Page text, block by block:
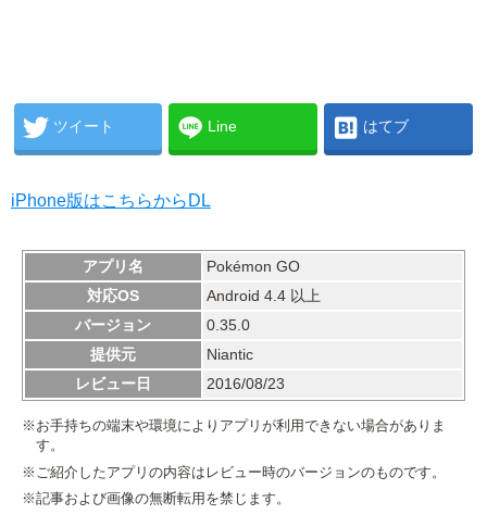
ツイート Line はてブ
iPhone版はこちらからDL
アプリ名
Pokémon GO
対応OS
Android 4.4 以上
バージョン
0.35.0
提供元
Niantic
レビュー日
2016/08/23
※お手持ちの端末や環境によりアプリが利用できない場合がありま
す。
※ご紹介したアプリの内容はレビュー時のバージョンのものです。
※記事および画像の無断転用を禁じます。